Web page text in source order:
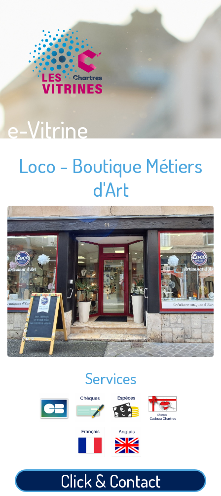
e-Vitrine
Loco - Boutique Métiers
d'Art
Services
Click & Contact